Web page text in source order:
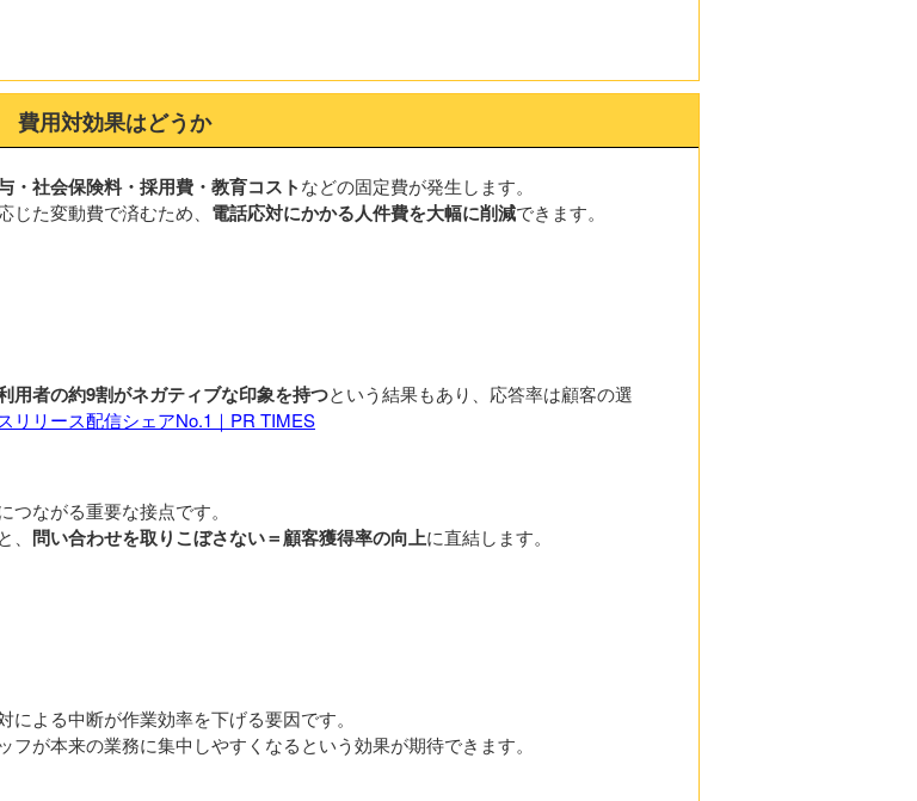
費用対効果はどうか
・社会保険料・採用費・教育コストなどの固定費が発生します。
た変動費で済むため、 電話応対にかかる人件費を大幅に削減できます。
用者の約9割がネガティブな印象を持つという結果もあり、応答率は顧客の選
リリース配信シェアNo.1｜PR TIMES
ながる重要な接点です。
問い合わせを取りこぼさない＝顧客獲得率の向上に直結します。
よる中断が作業効率を下げる要因です。
が本来の業務に集中しやすくなるという効果が期待できます。